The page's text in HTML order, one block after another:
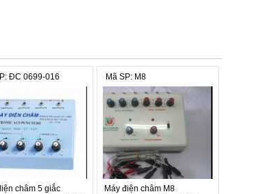
điện hay đã hết.
đứt không.
ĐC 0699-016
châm 5 giắc
Mã SP: M8
Máy điện châm M8